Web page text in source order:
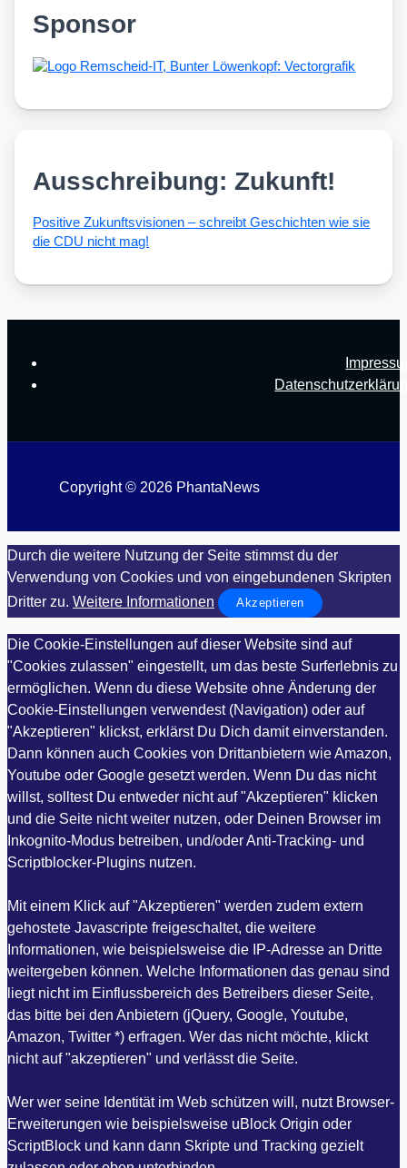
Sponsor
Ausschreibung: Zukunft!
Posi­ti­ve Zukunfts­vi­sio­nen – schreibt Geschich­ten wie sie
die CDU nicht mag!
Copyright © 2026 PhantaNews
Durch die weitere Nutzung der Seite stimmst du der
Verwendung von Cookies und von eingebundenen Skripten
Dritter zu. Weitere Informationen Akzeptieren
Die Cookie-Einstellungen auf dieser Website sind auf
"Cookies zulassen" eingestellt, um das beste Surferlebnis zu
ermöglichen. Wenn du diese Website ohne Änderung der
Cookie-Einstellungen verwendest (Navigation) oder auf
"Akzeptieren" klickst, erklärst Du Dich damit einverstanden.
Dann können auch Cookies von Drittanbietern wie Amazon,
Youtube oder Google gesetzt werden. Wenn Du das nicht
willst, solltest Du entweder nicht auf "Akzeptieren" klicken
und die Seite nicht weiter nutzen, oder Deinen Browser im
Inkognito-Modus betreiben, und/oder Anti-Tracking- und
Scriptblocker-Plugins nutzen.
Mit einem Klick auf "Akzeptieren" werden zudem extern
gehostete Javascripte freigeschaltet, die weitere
Informationen, wie beispielsweise die IP-Adresse an Dritte
weitergeben können. Welche Informationen das genau sind
liegt nicht im Einflussbereich des Betreibers dieser Seite,
das bitte bei den Anbietern (jQuery, Google, Youtube,
Amazon, Twitter *) erfragen. Wer das nicht möchte, klickt
nicht auf "akzeptieren" und verlässt die Seite.
Wer wer seine Identität im Web schützen will, nutzt Browser-
Erweiterungen wie beispielsweise uBlock Origin oder
ScriptBlock und kann dann Skripte und Tracking gezielt